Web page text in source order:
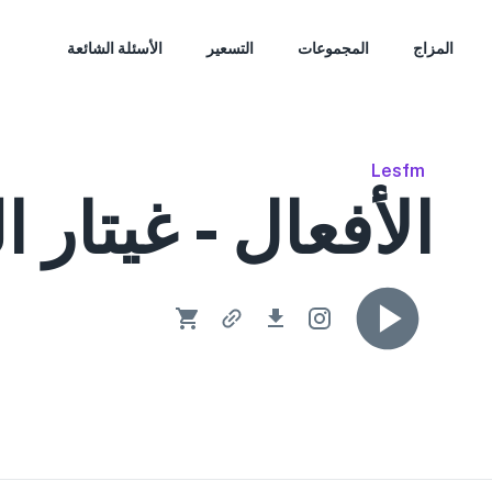
المزاج المجموعات التسعير الأسئلة الشائعة
Lesfm
الأفعال -